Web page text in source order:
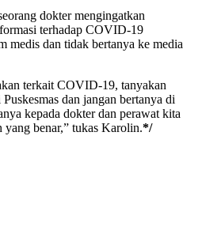
dokter mengingatkan
terhadap COVID-19
medis dan tidak bertanya ke media
terkait COVID-19, tanyakan
dan jangan bertanya di
kepada dokter dan perawat kita
yang benar,” tukas Karolin.*/